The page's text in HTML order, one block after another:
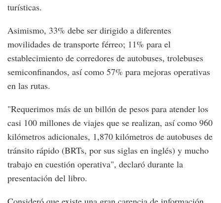
turísticas.
Asimismo, 33% debe ser dirigido a diferentes
movilidades de transporte férreo; 11% para el
establecimiento de corredores de autobuses, trolebuses
semiconfinandos, así como 57% para mejoras operativas
en las rutas.
"Requerimos más de un billón de pesos para atender los
casi 100 millones de viajes que se realizan, así como 960
kilómetros adicionales, 1,870 kilómetros de autobuses de
tránsito rápido (BRTs, por sus siglas en inglés) y mucho
trabajo en cuestión operativa", declaró durante la
presentación del libro.